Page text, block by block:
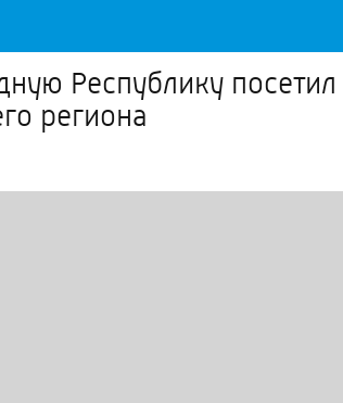
Республику посетил
региона